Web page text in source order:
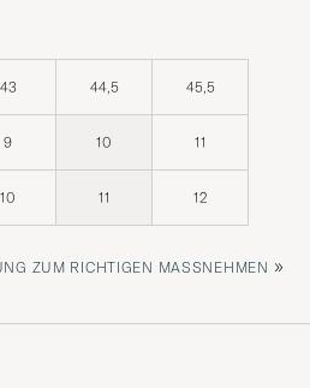
43 44,5 45,5
9 10 11
10 11 12
ZUM RICHTIGEN MASSNEHMEN »